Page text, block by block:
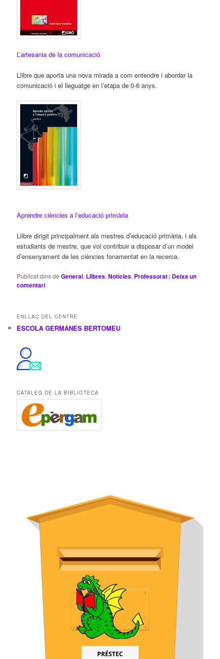
L’artesania de la comunicació
Llibre que aporta una nova mirada a com entendre i abordar la
comunicació i el lleguatge en l’etapa de 0-6 anys.
Aprendre ciències a l’educació primària
Llibre dirigit principalment als mestres d’educació primària, i als
estudiants de mestre, que vol contribuir a disposar d’un model
d’ensenyament de les ciències fonamentat en la recerca.
Publicat dins de General, Llibres,Notícies, Professorat | Deixa un
comentari
ENLLAÇ DEL CENTRE
ESCOLA GERMANES BERTOMEU
CATÀLEG DE LA BIBLIOTECA